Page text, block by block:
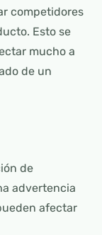
competidores
Esto se
mucho a
de un
de
advertencia
afectar